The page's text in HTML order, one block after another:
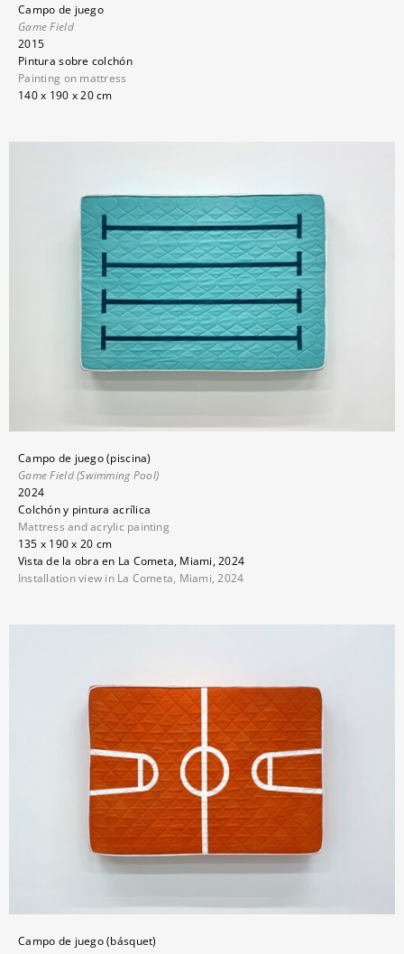
Campo de juego
Game Field
2015
Pintura sobre colchón
Painting on mattress
140 x 190 x 20 cm
Campo de juego (piscina)
Game Field (Swimming Pool)
2024
Colchón y pintura acrílica
Mattress and acrylic painting
135 x 190 x 20 cm
Vista de la obra en La Cometa, Miami, 2024
Installation view in La Cometa, Miami, 2024
Campo de juego (básquet)